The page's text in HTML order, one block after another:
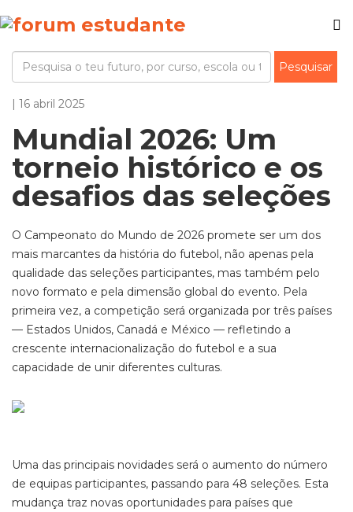
| 16 abril 2025
Mundial 2026: Um
torneio histórico e os
desafios das seleções
O Campeonato do Mundo de 2026 promete ser um dos
mais marcantes da história do futebol, não apenas pela
qualidade das seleções participantes, mas também pelo
novo formato e pela dimensão global do evento. Pela
primeira vez, a competição será organizada por três países
— Estados Unidos, Canadá e México — refletindo a
crescente internacionalização do futebol e a sua
capacidade de unir diferentes culturas.
Uma das principais novidades será o aumento do número
de equipas participantes, passando para 48 seleções. Esta
mudança traz novas oportunidades para países que